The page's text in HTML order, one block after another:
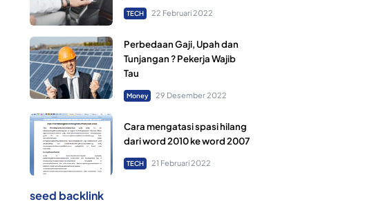
TECH 22 Februari 2022
Perbedaan Gaji, Upah dan
Tunjangan ? Pekerja Wajib
Tau
Money 29 Desember 2022
Cara mengatasi spasi hilang
dari word 2010 ke word 2007
TECH 21 Februari 2022
seed backlink